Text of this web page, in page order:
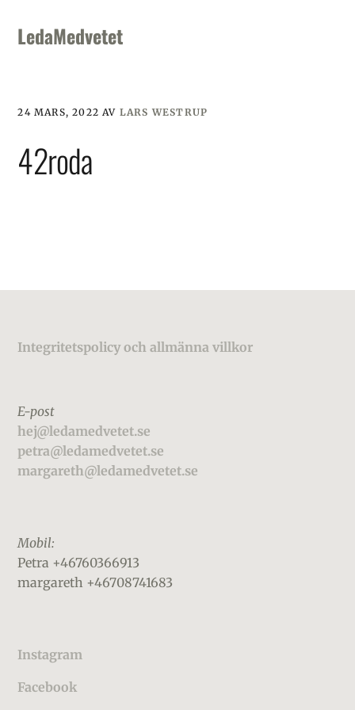
primary
main
footer
LedaMedvetet
24 MARS, 2022 AV LARS WESTRUP
42roda
Footer
Integritetspolicy och allmänna villkor
E-post
hej@ledamedvetet.se
petra@ledamedvetet.se
margareth@ledamedvetet.se
Mobil:
Petra +46760366913
margareth +46708741683
Instagram
Facebook